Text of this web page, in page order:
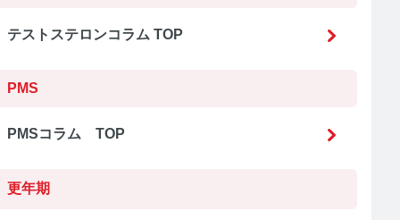
テストステロンコラム TOP
PMS
PMSコラム TOP
更年期